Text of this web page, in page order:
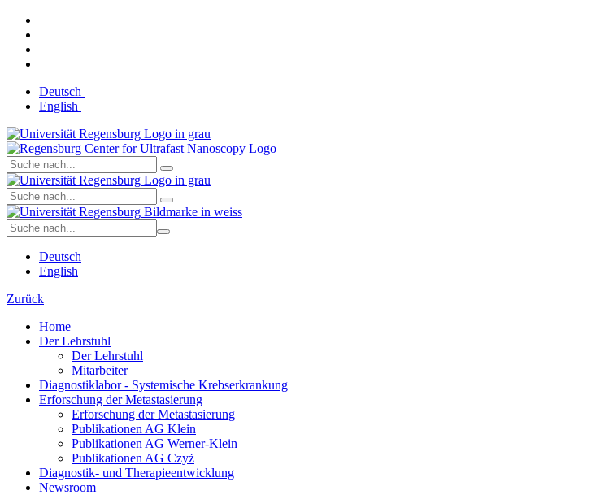
Deutsch
English
Deutsch
English
Zurück
Home
Der Lehrstuhl
Der Lehrstuhl
Mitarbeiter
Diagnostiklabor - Systemische Krebserkrankung
Erforschung der Metastasierung
Erforschung der Metastasierung
Publikationen AG Klein
Publikationen AG Werner-Klein
Publikationen AG Czyż
Diagnostik- und Therapieentwicklung
Newsroom